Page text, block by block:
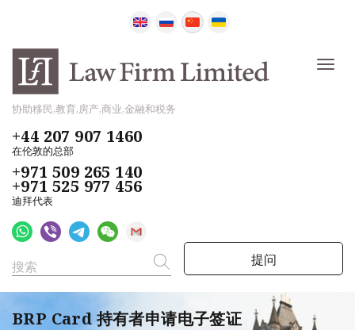
协助移民,教育,房产,商业,金融和税务
+44 207 907 1460
在伦敦的总部
+971 509 265 140
+971 525 977 456
迪拜代表
提问
BRP Card 持有者申请电子签证